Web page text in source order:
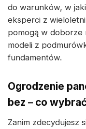
do warunków, w
eksperci z
pomogą w doborze
modeli z
fundamentów.
Ogrodzenie
bez – co
Zanim zdecydujesz